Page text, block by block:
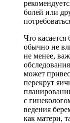
болей или
Что
обычно не
не менее,
может
перекрут
с
ведения
как матери,